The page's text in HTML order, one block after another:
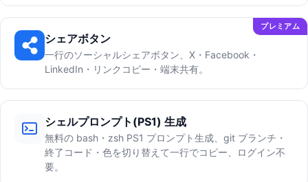
プレミアム
シェアボタン
一行のソーシャルシェアボタン、X・Facebook・
LinkedIn・リンクコピー・端末共有。
シェルプロンプト(PS1) 生成
無料の bash・zsh PS1 プロンプト生成、git ブランチ・
終了コード・色を切り替えて一行でコピー、ログイン不
要。